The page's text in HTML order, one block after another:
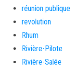
réunion publique
revolution
Rhum
Rivière-Pilote
Rivière-Salée